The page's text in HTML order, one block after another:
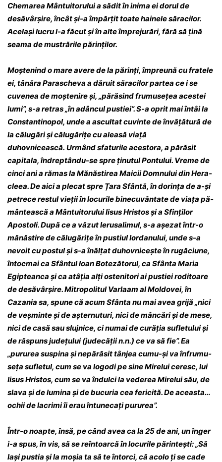
Chemarea Mântui­to­ru­lui a sădit în inima ei dorul de
desăvârșire, încât și-a îm­păr­țit toate hainele săracilor.
Același lucru l-a fă­cut și în alte împrejurări, fără să țină
seama de mustrările părinților.
Moștenind o mare avere de la părinți, îm­preună cu fratele
ei, tânăra Parascheva a dă­ruit săracilor partea ce i se
cuvenea de moș­te­ni­re și, „părăsind frumusețea acestei
lumi”, s-a re­­tras „în adâncul pustiei”. S-a oprit mai întâi la
Con­stanti­nopol, unde a ascultat cuvinte de în­­vă­țătură de
la călugări și călugărițe cu aleasă viață
duhovnicească. Urmând sfaturile aces­to­ra, a pă­răsit
capitala, îndreptându-se spre ți­­nutul Pontului. Vreme de
cinci ani a rămas la Mănăstirea Maicii Domnului din Hera­
cleea. De aici a plecat spre Țara Sfântă, în do­rința de a-și
petrece restul vieții în locurile bine­­cuvântate de viața pă­
mân­tească a Mân­tui­­to­rului Iisus Hristos și a Sfin­ților
Apostoli. După ce a văzut Ierusalimul, s-a așezat într-o
mă­­năstire de călugărițe în pustiul Iordanului, unde s-a
nevoit cu postul și s-a înăl­țat duhov­ni­­cește în rugăciune,
întocmai ca Sfântul Ioan Bo­tezătorul, ca Sfânta Maria
Egipteanca și ca atâția alți ostenitori ai pustiei roditoare
de de­să­vâr­șire. Mitropolitul Varlaam al Moldovei, în
Cazania sa, spune că acum Sfânta nu mai avea grijă „nici
de veșminte și de așternuturi, nici de mâncări și de mese,
nici de casă sau sluj­­nice, ci numai de curăția sufletului și
de răs­puns județului (judecății n.n.) ce va să fie”. Ea
„pururea suspina și nepărăsit tânjea cumu-și va înfru­mu­
seța sufletul, cum se va logodi pe sine Mirelui ceresc, lui
Iisus Hristos, cum se va îndulci la vederea Mirelui său, de
slava și de lu­mina și de bucuria cea fericită. De aceasta…
ochii de la­crimi îi erau întunecați pu­rurea”.
Într-o noapte, însă, pe când avea ca la 25 de ani, un înger
i-a spus, în vis, să se reîn­toar­că în locurile părintești: „Să
lași pustia și la mo­șia ta să te întorci, că acolo ți se cade